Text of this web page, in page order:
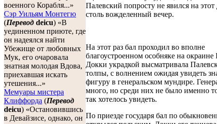
военного Корабля...»
Сэр Уильям Монтегю
(Перевод deicu) «В
уединенном приюте, где
он надеялся найти
Убежище от любовных
Мук, его очаровала
знатная молодая Вдова,
приехавшая искать
утешения...»
Мемуары мистера
Клиффорда (Перевод
deicu) «Остановившись
в Девайзисе, однако, он
Палевский попросту не явился на этот
столь вожделенный вечер.
На этот раз бал проходил во вполне
благоустроенном особняке на
Докки украдкой высматривала
толпы, с волнением ожидая увидеть
фигуру в генеральском мундире.
много, но среди них не было именно
так хотелось увидеть.
По приезде государя бал по